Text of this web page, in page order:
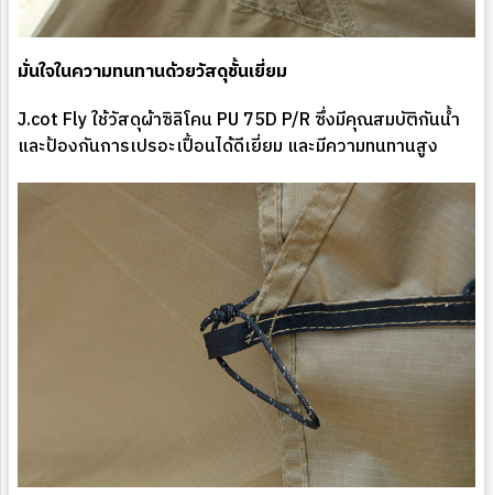
มั่นใจในความทนทานด้วยวัสดุชั้นเยี่ยม
J.cot Fly ใช้วัสดุผ้าซิลิโคน PU 75D P/R ซึ่งมีคุณสมบัติกันน้ำ
และป้องกันการเปรอะเปื้อนได้ดีเยี่ยม และมีความทนทานสูง